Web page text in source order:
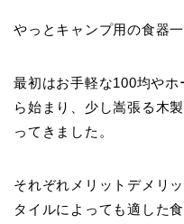
やっとキャンプ用の食器
最初はお手軽な100均や
ら始まり、少し嵩張る木
ってきました。
それぞれメリットデメリ
タイルによっても適した